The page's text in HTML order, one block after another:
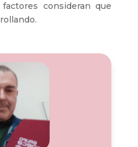
consideran que